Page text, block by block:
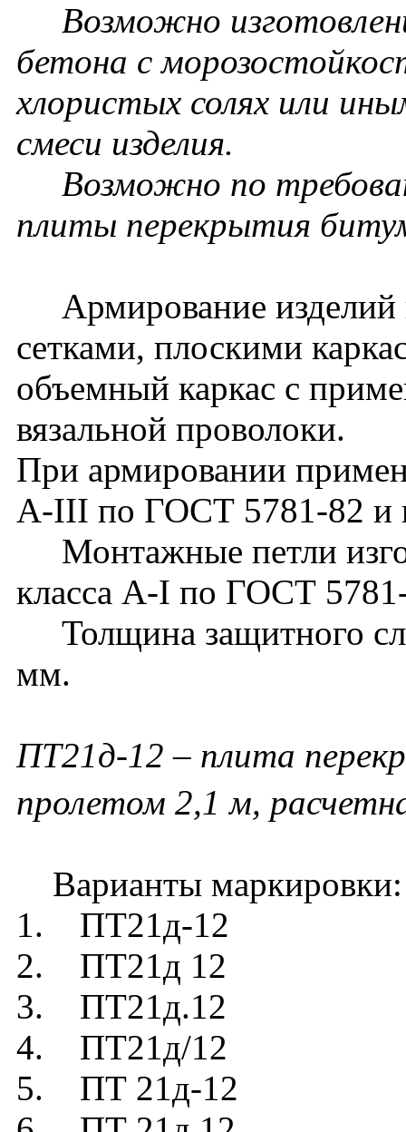
Возможно
бетона с
хлористых солях или
смеси изделия.
Возможно по
плиты перекрытия
Армирование изделий
сетками, плоскими
объемный каркас с
вязальной проволоки.
При армировании
А-III по ГОСТ 5781-82 и
Монтажные петли
класса А-I по ГОСТ
Толщина защитного
мм.
ПТ21д-12 – плита
пролетом 2,1 м,
Варианты маркировки:
1. ПТ21д-12
2. ПТ21д 12
3. ПТ21д.12
4. ПТ21д/12
5. ПТ 21д-12